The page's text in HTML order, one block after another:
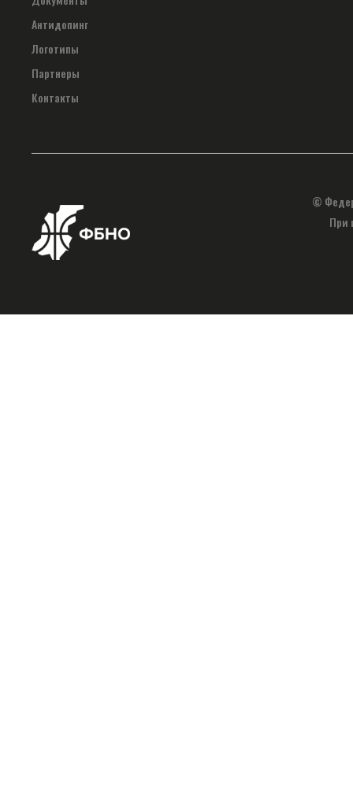
Антидопинг
Логотипы
Партнеры
Контакты
©
При